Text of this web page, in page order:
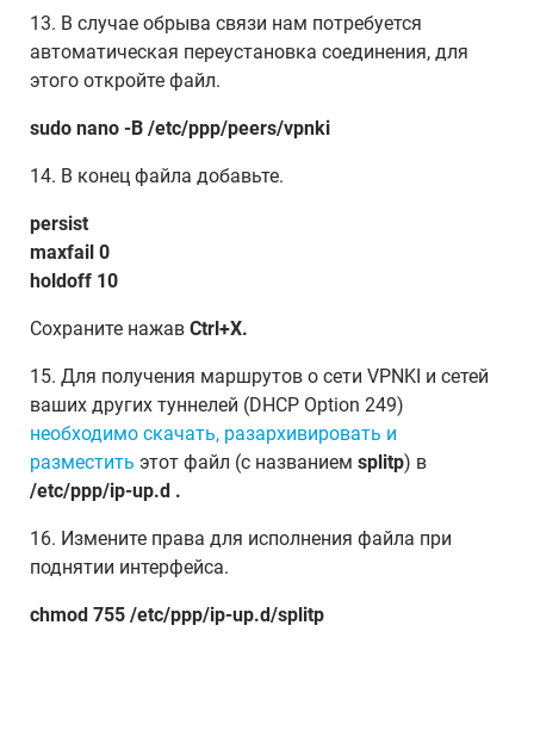
13. В случае обрыва связи нам потребуется
автоматическая переустановка соединения, для
этого откройте файл.
sudo nano -B /etc/ppp/peers/vpnki
14. В конец файла добавьте.
persist
maxfail 0
holdoff 10
Сохраните нажав Ctrl+X.
15. Для получения маршрутов о сети VPNKI и сетей
ваших других туннелей (DHCP Option 249)
необходимо скачать, разархивировать и
разместить этот файл (с названием splitp) в
/etc/ppp/ip-up.d .
16. Измените права для исполнения файла при
поднятии интерфейса.
chmod 755 /etc/ppp/ip-up.d/splitp